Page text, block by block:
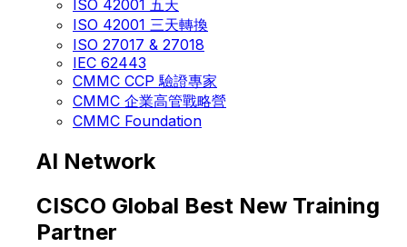
ISO 42001 五天
ISO 42001 三天轉換
ISO 27017 & 27018
IEC 62443
CMMC CCP 驗證專家
CMMC 企業高管戰略營
CMMC Foundation
AI Network
CISCO Global Best New Training
Partner